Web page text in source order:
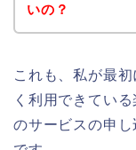
いの？
これも、私が最
く利用できてい
のサービスの申